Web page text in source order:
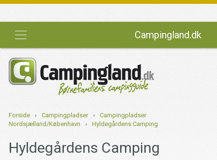
Campingland.dk
Forside › Campingpladser ›
Campingpladser
Nordsjælland/København
› Hyldegårdens Camping
Hyldegårdens Camping